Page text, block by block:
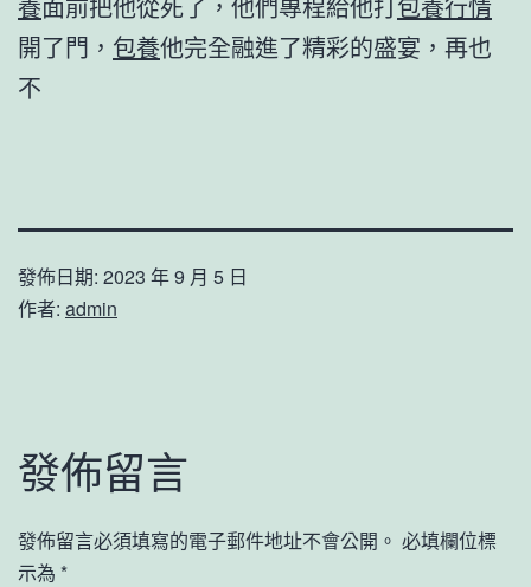
開了門， 包養他完全融進了精彩的盛宴，再也
不
發佈日期: 2023 年 9 月 5 日
作者: admin
發佈留言
發佈留言必須填寫的電子郵件地址不會公開。 必填欄位標
示為 *